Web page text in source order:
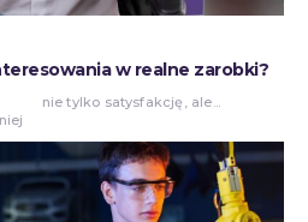
w realne zarobki?
nie tylko satysfakcję, ale...